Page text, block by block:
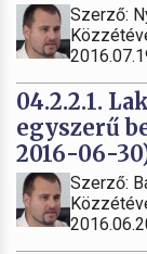
Szerző:
04.2.2.1.
egyszerű
2016-06-
Szerző: